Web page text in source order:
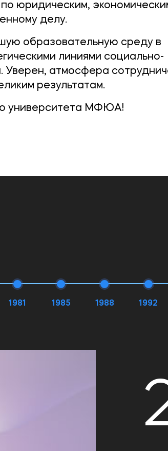
юридическим,
делу.
образовательную среду в
линиями социально-
Уверен, атмосфера
результатам.
университета МФЮА!
1981 1985 1988 1992